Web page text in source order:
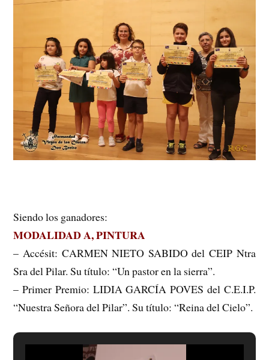
Siendo los ganadores:
MODALIDAD A, PINTURA
– Accésit: CARMEN NIETO SABIDO del CEIP Ntra
Sra del Pilar. Su título: “Un pastor en la sierra”.
– Primer Premio: LIDIA GARCÍA POVES del C.E.I.P.
“Nuestra Señora del Pilar”.Su título: “Reina del Cielo”.